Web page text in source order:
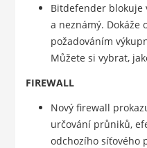
Bitdefender blokuje
a neznámý.
požadováním
Můžete si vybrat,
FIREWALL
Nový firewall
určování průniků,
odchozího síťového